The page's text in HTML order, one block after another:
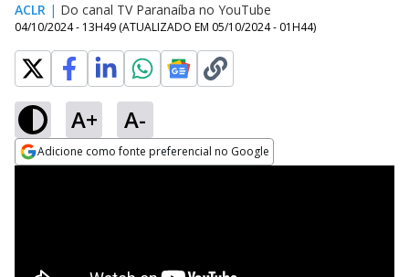
ACLR | Do canal TV Paranaíba no YouTube
04/10/2024 - 13H49 (ATUALIZADO EM 05/10/2024 - 01H44)
A+ A-
Adicione como fonte preferencial no Google